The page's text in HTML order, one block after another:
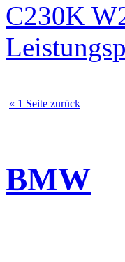
C230K
« 1 Seite zurück
BMW